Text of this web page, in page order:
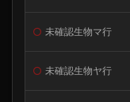
未確認生物マ行
未確認生物ヤ行